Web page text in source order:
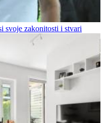
svoje zakonitosti i stvari